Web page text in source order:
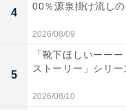
4
00％源泉掛け流し
2026/08/09
5
「靴下ほしいーー
ストーリー」シリ
2026/08/10